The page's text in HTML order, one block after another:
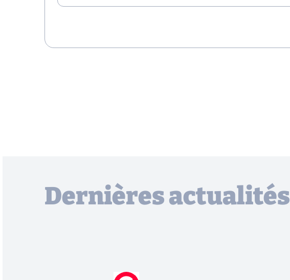
Dernières actualités